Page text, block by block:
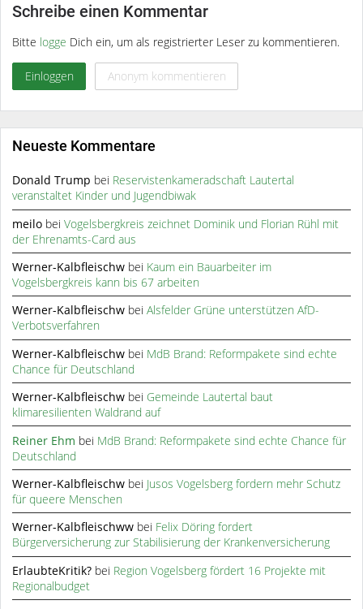
Schreibe einen Kommentar
Bitte logge Dich ein, um als registrierter Leser zu kommentieren.
Einloggen Anonym kommentieren
Neueste Kommentare
Donald Trump bei Reservistenkameradschaft Lautertal
veranstaltet Kinder und Jugendbiwak
meilo beiVogelsbergkreis zeichnet Dominik und Florian Rühl mit
der Ehrenamts-Card aus
Werner-Kalbfleischw bei Kaum ein Bauarbeiter im
Vogelsbergkreis kann bis 67 arbeiten
Werner-Kalbfleischw beiAlsfelder Grüne unterstützen AfD-
Verbotsverfahren
Werner-Kalbfleischw bei MdB Brand: Reformpakete sind echte
Chance für Deutschland
Werner-Kalbfleischw bei Gemeinde Lautertal baut
klimaresilienten Waldrand auf
Reiner Ehm bei MdB Brand: Reformpakete sind echte Chance für
Deutschland
Werner-Kalbfleischw bei Jusos Vogelsberg fordern mehr Schutz
für queere Menschen
Werner-Kalbfleischww bei Felix Döring fordert
Bürgerversicherung zur Stabilisierung der Krankenversicherung
ErlaubteKritik? bei Region Vogelsberg fördert 16 Projekte mit
Regionalbudget